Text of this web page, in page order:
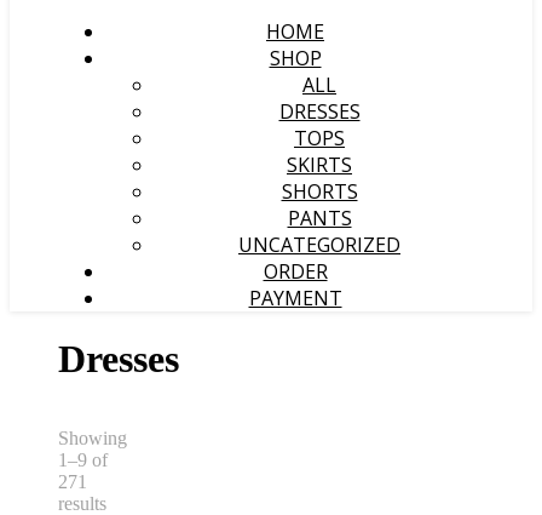
HOME
SHOP
ALL
DRESSES
TOPS
SKIRTS
SHORTS
PANTS
UNCATEGORIZED
ORDER
PAYMENT
Dresses
Showing
1–9 of
271
resultsSorted